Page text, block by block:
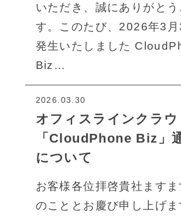
いただき、誠にありがとう
す。このたび、2026年3月
発生いたしました
Biz…
2026.03.30
オフィスラインクラ
「CloudPhone Biz」
について
お客様各位拝啓貴社ます
のこととお慶び申し上げ